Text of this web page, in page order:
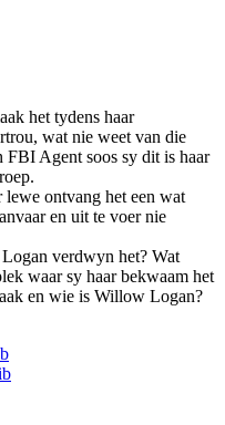
het tydens haar
wat nie weet van die
Agent soos sy dit is haar
lewe ontvang het een wat
en uit te voer nie
verdwyn het? Wat
waar sy haar bekwaam het
en wie is Willow Logan?